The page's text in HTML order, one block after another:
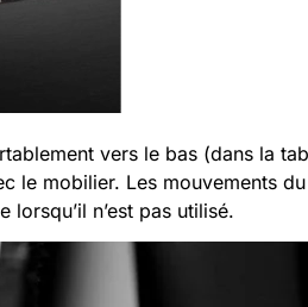
vers le bas (dans la
le mobilier. Les mouvements
n’est pas utilisé.